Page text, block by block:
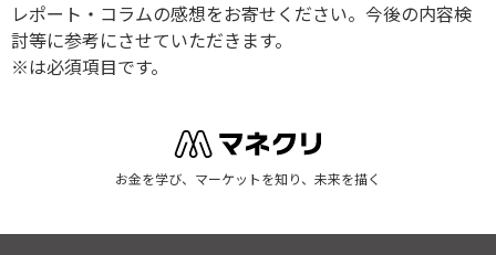
レポート・コラムの感想をお寄せください。今後の内容検
討等に参考にさせていただきます。
※は必須項目です。
お金を学び、マーケットを知り、未来を描く